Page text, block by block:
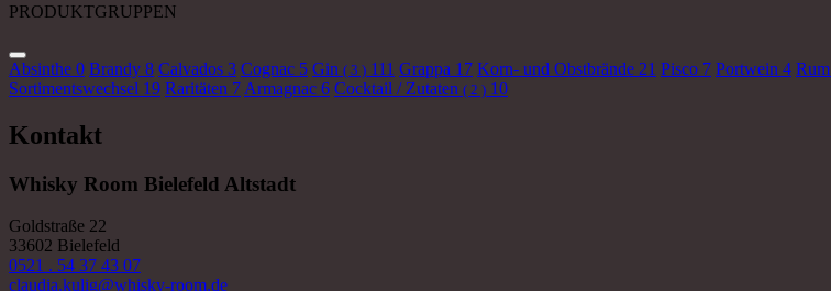
PRODUKTGRUPPEN
Absinthe 0 Brandy 8 Calvados 3 Cognac 5 Gin ( 3 ) 111 Grappa 17 Korn- und Obstbrände 21 Pisco 7 Portwein 4 Rum
Sortimentswechsel 19 Raritäten 7 Armagnac 6 Cocktail / Zutaten ( 2 ) 10
Kontakt
Whisky Room Bielefeld Altstadt
Goldstraße 22
33602 Bielefeld
0521 . 54 37 43 07
claudia.kulig@whisky-room.de